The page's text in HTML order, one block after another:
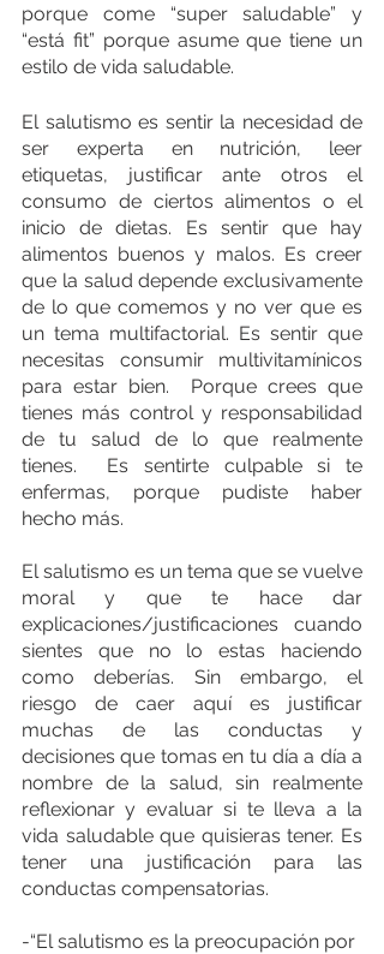
porque come “super saludable” y
“está fit” porque asume que tiene un
estilo de vida saludable.
El salutismo es sentir la necesidad de
ser experta en nutrición, leer
etiquetas, justificar ante otros el
consumo de ciertos alimentos o el
inicio de dietas. Es sentir que hay
alimentos buenos y malos. Es creer
que la salud depende exclusivamente
de lo que comemos y no ver que es
un tema multifactorial. Es sentir que
necesitas consumir multivitamínicos
para estar bien.  Porque crees que
tienes más control y responsabilidad
de tu salud de lo que realmente
tienes.  Es sentirte culpable si te
enfermas, porque pudiste haber
hecho más.
El salutismo es un tema que se vuelve
moral y que te hace dar
explicaciones/justificaciones cuando
sientes que no lo estas haciendo
como deberías. Sin embargo, el
riesgo de caer aquí es justificar
muchas de las conductas y
decisiones que tomas en tu día a día a
nombre de la salud, sin realmente
reflexionar y evaluar si te lleva a la
vida saludable que quisieras tener. Es
tener una justificación para las
conductas compensatorias.
-“El salutismo es la preocupación por